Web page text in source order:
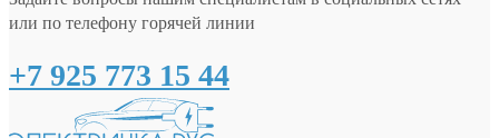
или по телефону горячей линии
+7 925 773 15 44